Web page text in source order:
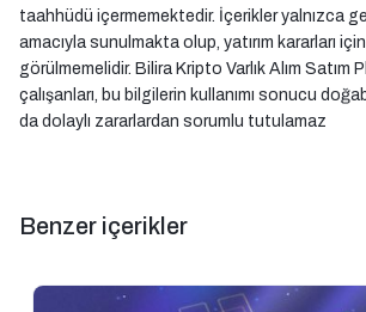
taahhüdü içermemektedir. İçerikler yalnızca
amacıyla sunulmakta olup, yatırım kararları
görülmemelidir. Bilira Kripto Varlık Alım Satım
çalışanları, bu bilgilerin kullanımı sonucu
da dolaylı zararlardan sorumlu tutulamaz
Benzer içerikler